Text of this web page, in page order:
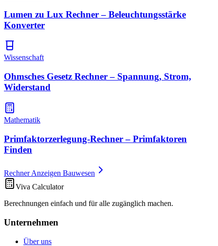
Lumen zu Lux Rechner – Beleuchtungsstärke
Konverter
Wissenschaft
Ohmsches Gesetz Rechner – Spannung, Strom,
Widerstand
Mathematik
Primfaktorzerlegung-Rechner – Primfaktoren
Finden
Rechner Anzeigen Bauwesen
Viva Calculator
Berechnungen einfach und für alle zugänglich machen.
Unternehmen
Über uns